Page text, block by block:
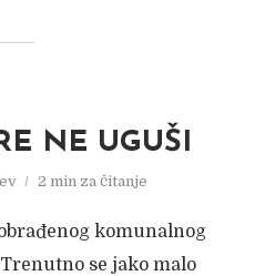
NE UGUŠI
2 min za čitanje
komunalnog
se jako malo